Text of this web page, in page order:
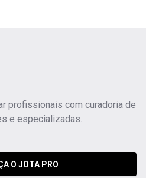
profissionais com curadoria de
e especializadas.
O JOTA PRO